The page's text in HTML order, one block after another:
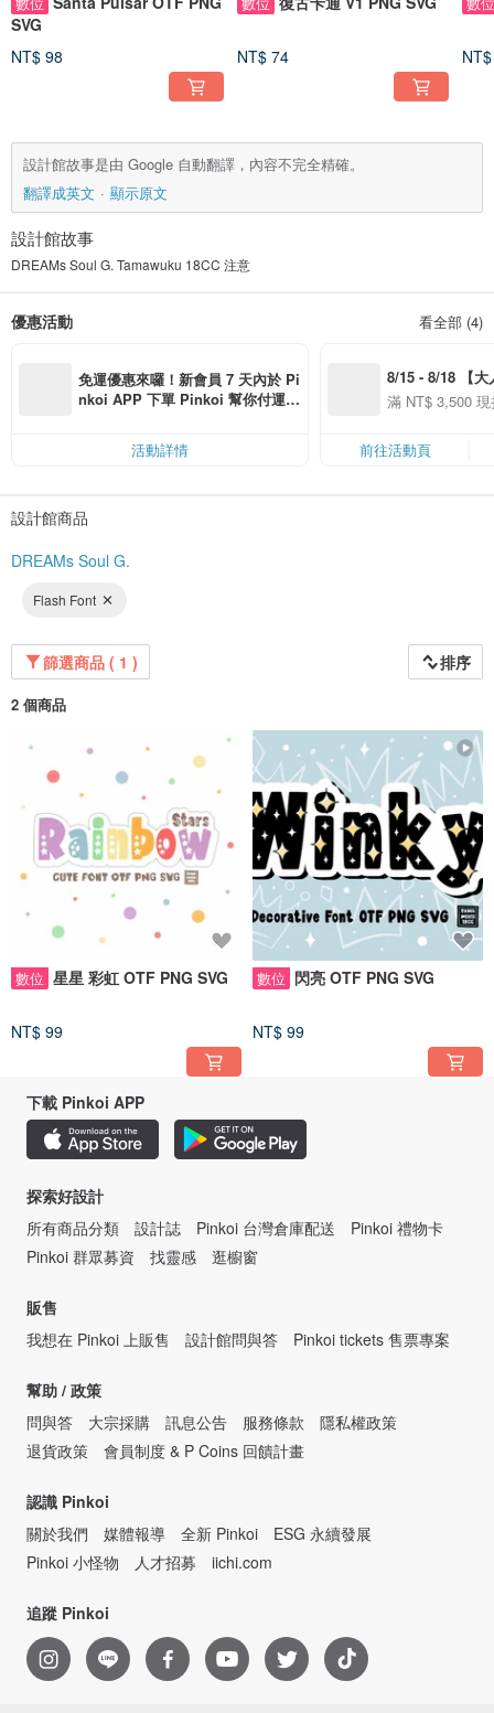
SVG
NT$ 98
NT$ 74
設計館故事是由 Google 自動翻譯，內容不完全精確。
翻譯成英文
顯示原文
設計館故事
DREAMs Soul G. Tamawuku 18CC 注意
優惠活動 看全部 (4)
免運優惠來囉！新會員 7 天內於 Pi
nkoi APP 下單 Pinkoi 幫你付運
活動詳情
8/15 - 8/18 【大
季】滿
50
滿 NT$ 3,500
前往活動頁
設計館商品
DREAMs Soul G.
Flash Font
篩選商品 ( 1 ) 排序
2 個商品
數位 星星 彩虹 OTF PNG SVG
NT$ 99
數位 閃亮 OTF PNG SVG
NT$ 99
下載 Pinkoi APP
探索好設計
所有商品分類
設計誌 Pinkoi 台灣倉庫配送
Pinkoi 禮物卡
Pinkoi 群眾募資
找靈感 逛櫥窗
販售
我想在 Pinkoi 上販售
設計館問與答 Pinkoi tickets 售票專案
幫助 / 政策
問與答
大宗採購 訊息公告 服務條款
隱私權政策
退貨政策
會員制度 & P Coins 回饋計畫
認識 Pinkoi
關於我們
媒體報導 全新 Pinkoi
ESG 永續發展
Pinkoi 小怪物
人才招募 iichi.com
追蹤 Pinkoi